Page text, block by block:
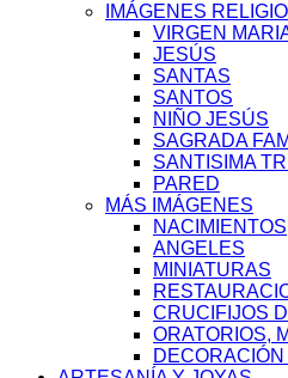
IMÁGENES
VIRGEN
JESÚS
SANTAS
SANTOS
NIÑO JESÚS
SAGRADA
SANTISIMA
PARED
MÁS IMÁGENES
NACIMIENTOS
ANGELES
MINIATURAS
CRUCIFIJOS
ORATORIOS,